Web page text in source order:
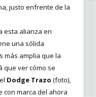
justo enfrente de la
esta alianza en
una sólida
más amplia que la
que ver cómo se
Dodge Trazo (foto),
con marca del ahora